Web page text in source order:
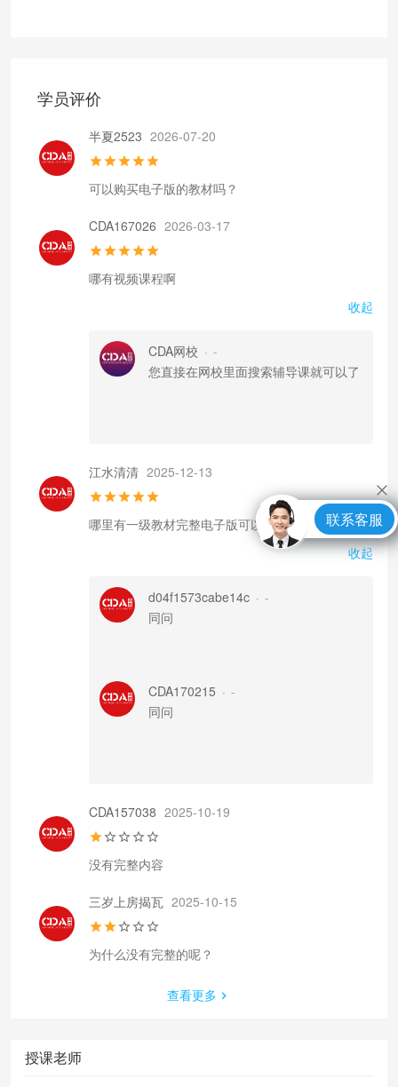
学员评价
半夏2523 2026-07-20
可以购买电子版的教材吗？
CDA167026 2026-03-17
哪有视频课程啊
收起
CDA网校 • -
您直接在网校里面搜索辅导课就可以了
江水清清 2025-12-13
哪里有一级教材完整电子版可以看。
收起
d04f1573cabe14c • -
同问
CDA170215 • -
同问
CDA157038 2025-10-19
没有完整内容
三岁上房揭瓦 2025-10-15
查看更多
授课老师
联系客服